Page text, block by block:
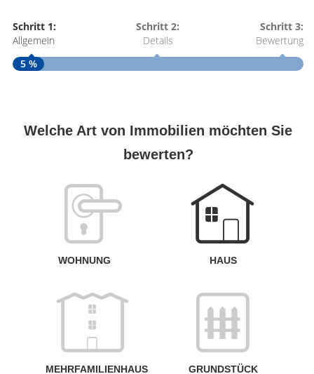
Schritt 1:
Allgemein
Schritt 2:
Details
Schritt 3:
Bewertung
5 %
Welche Art von Immobilien möchten Sie
bewerten?
WOHNUNG HAUS
MEHRFAMILIENHAUS GRUNDSTÜCK